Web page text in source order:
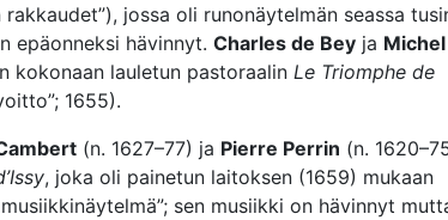
rakkaudet”), jossa oli runonäytelmän seassa
epäonneksi hävinnyt. Charles de Bey ja
kokonaan lauletun pastoraalin Le Triomphe de
1655).
(n. 1627–77) ja Pierre Perrin (n.
, joka oli painetun laitoksen (1659) mukaan
sen musiikki on hävinnyt